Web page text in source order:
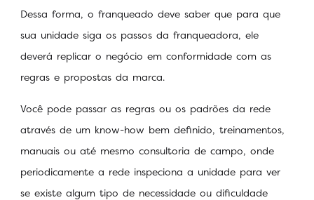
Dessa forma, o franqueado deve saber que para que
sua unidade siga os passos da franqueadora, ele
deverá replicar o negócio em conformidade com as
regras e propostas da marca.
Você pode passar as regras ou os padrões da rede
através de um know-how bem definido, treinamentos,
manuais ou até mesmo consultoria de campo, onde
periodicamente a rede inspeciona a unidade para ver
se existe algum tipo de necessidade ou dificuldade